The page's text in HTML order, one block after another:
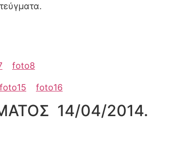
foto8
foto15 foto16
14/04/2014.